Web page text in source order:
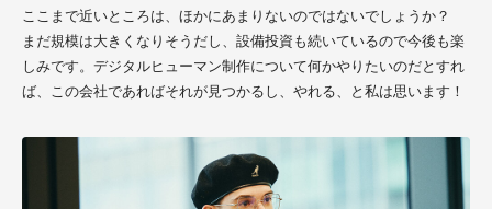
ここまで近いところは、ほかにあまりないのではないでしょうか？
まだ規模は大きくなりそうだし、設備投資も続いているので今後も楽
しみです。デジタルヒューマン制作について何かやりたいのだとすれ
ば、この会社であればそれが見つかるし、やれる、と私は思います！